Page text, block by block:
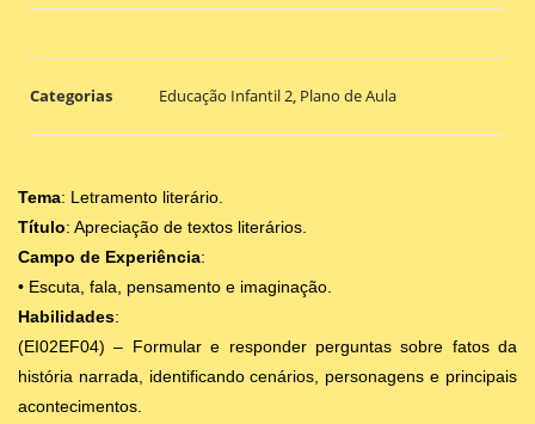
Categorias Educação Infantil 2 Plano de Aula
Tema: Letramento literário.
Título: Apreciação de textos literários.
Campo de Experiência:
• Escuta, fala, pensamento e imaginação.
Habilidades:
(EI02EF04) – Formular e responder perguntas sobre fatos da
história narrada, identificando cenários, personagens e principais
acontecimentos.